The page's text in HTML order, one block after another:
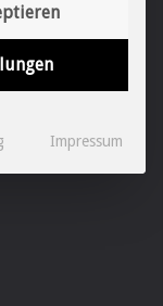
Impressum